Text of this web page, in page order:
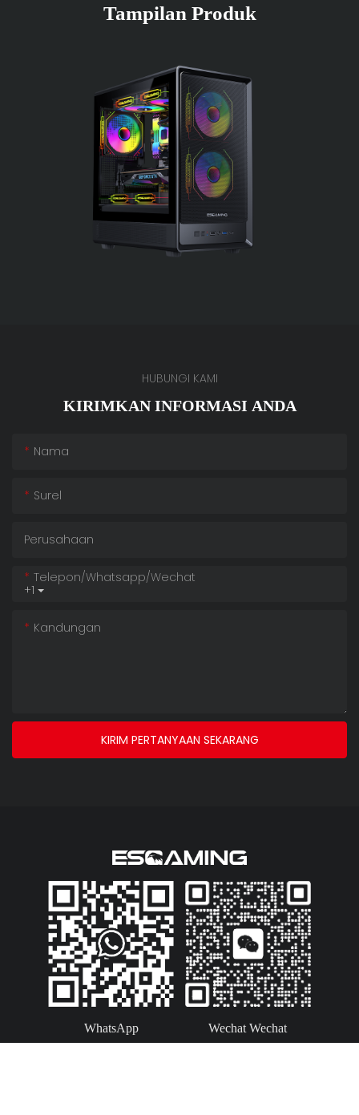
Tampilan Produk
HUBUNGI KAMI
KIRIMKAN INFORMASI ANDA
Nama
Surel
Perusahaan
+1
Telepon/whatsapp/wechat
Kandungan
KIRIM PERTANYAAN SEKARANG
WhatsApp Wechat Wechat